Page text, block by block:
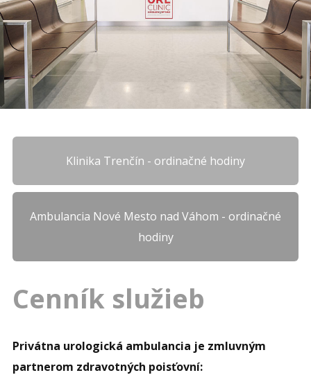
Klinika Trenčín - ordinačné hodiny
Ambulancia Nové Mesto nad Váhom - ordinačné
hodiny
Cenník služieb
Privátna urologická ambulancia je zmluvným
partnerom zdravotných poisťovní: